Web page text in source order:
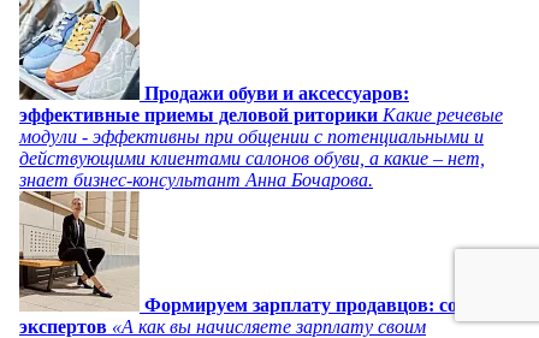
Продажи обуви и аксессуаров:
эффективные приемы деловой риторики Какие речевые
модули - эффективны при общении с потенциальными и
действующими клиентами салонов обуви, а какие – нет,
знает бизнес-консультант Анна Бочарова.
Формируем зарплату продавцов: советы
экспертов «А как вы начисляете зарплату своим